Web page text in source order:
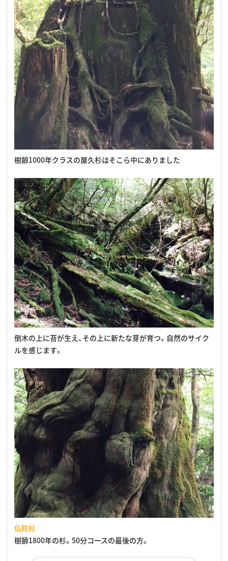
樹齢1000年クラスの屋久杉はそこら中にありました
倒木の上に苔が生え、その上に新たな芽が育つ。自然のサイク
ルを感じます。
仏陀杉
樹齢1800年の杉。50分コースの最後の方。